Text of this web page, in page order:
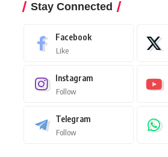
Stay Connected
Facebook
Like
Instagram
Follow
Telegram
Follow